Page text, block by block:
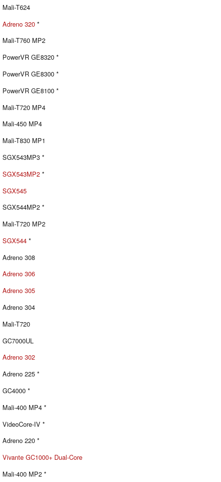
Mali-T624
Adreno 320 *
Mali-T760 MP2
PowerVR GE8320 *
PowerVR GE8300 *
PowerVR GE8100 *
Mali-T720 MP4
Mali-450 MP4
Mali-T830 MP1
SGX543MP3 *
SGX543MP2 *
SGX545
SGX544MP2 *
Mali-T720 MP2
SGX544 *
Adreno 308
Adreno 306
Adreno 305
Adreno 304
Mali-T720
GC7000UL
Adreno 302
Adreno 225 *
GC4000 *
Mali-400 MP4 *
VideoCore-IV *
Adreno 220 *
Vivante GC1000+ Dual-Core
Mali-400 MP2 *